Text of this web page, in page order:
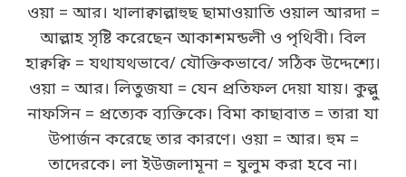
ওয়া = আর। খালাক্বাল্লাহুছ ছামাওয়াতি ওয়াল আরদা =
আল্লাহ সৃষ্টি করেছেন আকাশমন্ডলী ও পৃথিবী। বিল
হাক্বক্বি = যথাযথভাবে/ যৌক্তিকভাবে/ সঠিক উদ্দেশ্যে।
ওয়া = আর। লিতুজযা = যেন প্রতিফল দেয়া যায়। কুল্লু
নাফসিন = প্রত্যেক ব্যক্তিকে। বিমা কাছাবাত = তারা যা
উপার্জন করেছে তার কারণে। ওয়া = আর। হুম =
তাদেরকে। লা ইউজলামূনা = যুলুম করা হবে না।